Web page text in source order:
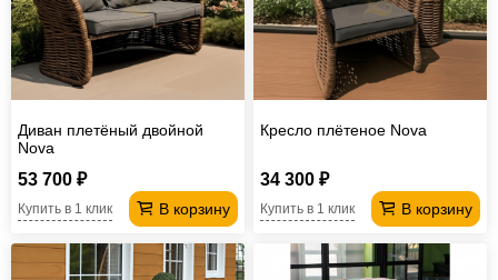
Диван плетёный двойной
Nova
53 700 ₽
В корзину
Купить в 1 клик
Кресло плётеное Nova
34 300 ₽
В корзину
Купить в 1 клик